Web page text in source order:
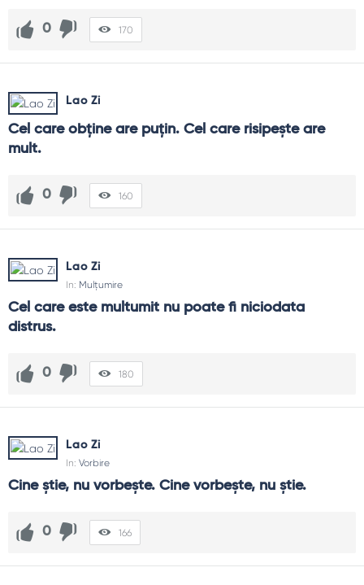
0 170
Lao Zi
Cel care obţine are puţin. Cel care risipeşte are
mult.
0 160
Lao Zi
In: Mulțumire
Cel care este multumit nu poate fi niciodata
distrus.
0 180
Lao Zi
In: Vorbire
Cine ştie, nu vorbeşte. Cine vorbeşte, nu ştie.
0 166